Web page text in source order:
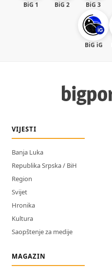
BiG 1 BiG 2 BiG 3
BiG iG
VIJESTI
Banja Luka
Republika Srpska / BiH
Region
Svijet
Hronika
Kultura
Saopštenje za medije
MAGAZIN